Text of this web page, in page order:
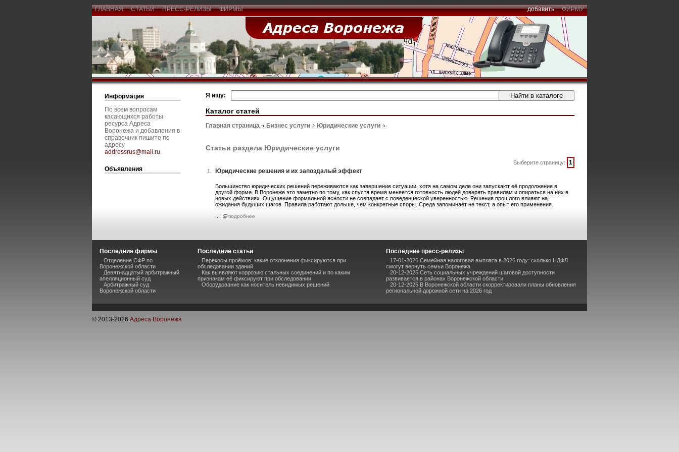
ГЛАВНАЯ СТАТЬИ ПРЕСС-РЕЛИЗЫ ФИРМЫ добавить ФИРМУ
Информация
По всем вопросам
касающихся работы
ресурса Адреса
Воронежа и добавления в
справочник пишите по
адресу
addressrus@mail.ru.
Объявления
Я ищу:
Каталог статей
Главная страница Бизнес услуги Юридические услуги
Статьи раздела Юридические услуги
Выберите страницу: 1
1. Юридические решения и их запоздалый эффект
Большинство юридических решений переживаются как завершение ситуации, хотя на самом деле они запускают её продолжение в
другой форме. В Воронеже это заметно по тому, как спустя время меняется готовность людей доверять правилам и опираться на них в
новых действиях. Ощущение формальной ясности не совпадает с поведенческой уверенностью. Решения прошлого влияют на
ожидания будущих шагов. Правила работают дольше, чем конкретные споры. Среда запоминает не текст, а опыт его применения.
подробнее
Последние фирмы
Отделение СФР по
Воронежской области
Девятнадцатый арбитражный
апелляционный суд
Арбитражный суд
Воронежской области
Последние статьи
Перекосы проёмов: какие отклонения фиксируются при
обследовании зданий
Как выявляют коррозию стальных соединений и по каким
признакам её фиксируют при обследовании
Оборудование как носитель невидимых решений
Последние пресс-релизы
17-01-2026 Семейная налоговая выплата в 2026 году: сколько НДФЛ
смогут вернуть семьи Воронежа
20-12-2025 Сеть социальных учреждений шаговой доступности
развивается в районах Воронежской области
20-12-2025 В Воронежской области скорректировали планы обновления
региональной дорожной сети на 2026 год
© 2013-2026 Адреса Воронежа